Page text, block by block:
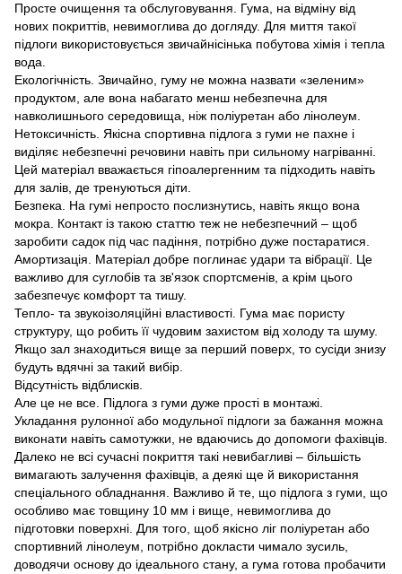
Просте очищення та обслуговування. Гума, на відміну від
нових покриттів, невимоглива до догляду. Для миття такої
підлоги використовується звичайнісінька побутова хімія і тепла
вода.
Екологічність. Звичайно, гуму не можна назвати «зеленим»
продуктом, але вона набагато менш небезпечна для
навколишнього середовища, ніж поліуретан або лінолеум.
Нетоксичність. Якісна спортивна підлога з гуми не пахне і
виділяє небезпечні речовини навіть при сильному нагріванні.
Цей матеріал вважається гіпоалергенним та підходить навіть
для залів, де тренуються діти.
Безпека. На гумі непросто послизнутись, навіть якщо вона
мокра. Контакт із такою статтю теж не небезпечний – щоб
заробити садок під час падіння, потрібно дуже постаратися.
Амортизація. Матеріал добре поглинає удари та вібрації. Це
важливо для суглобів та зв'язок спортсменів, а крім цього
забезпечує комфорт та тишу.
Тепло- та звукоізоляційні властивості. Гума має пористу
структуру, що робить її чудовим захистом від холоду та шуму.
Якщо зал знаходиться вище за перший поверх, то сусіди знизу
будуть вдячні за такий вибір.
Відсутність відблисків.
Але це не все. Підлога з гуми дуже прості в монтажі.
Укладання рулонної або модульної підлоги за бажання можна
виконати навіть самотужки, не вдаючись до допомоги фахівців.
Далеко не всі сучасні покриття такі невибагливі – більшість
вимагають залучення фахівців, а деякі ще й використання
спеціального обладнання. Важливо й те, що підлога з гуми, що
особливо має товщину 10 мм і вище, невимоглива до
підготовки поверхні. Для того, щоб якісно ліг поліуретан або
спортивний лінолеум, потрібно докласти чимало зусиль,
доводячи основу до ідеального стану, а гума готова пробачити